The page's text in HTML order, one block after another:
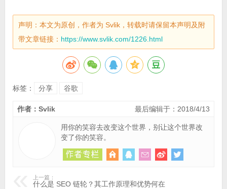
声明：本文为原创，作者为 Svlik，转载时请保留本声明及附
带文章链接： https://www.svlik.com/1226.html
标签： 分享 谷歌
最后编辑于：2018/4/13
作者：Svlik
用你的笑容去改变这个世界，别让这个世界改
变了你的笑容。
上一篇：
什么是 SEO 链轮？其工作原理和优势何在